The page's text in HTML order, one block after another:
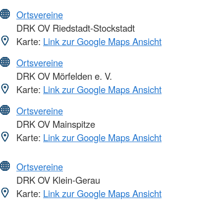
Ortsvereine
DRK OV Riedstadt-Stockstadt
Karte: Link zur Google Maps Ansicht
Ortsvereine
DRK OV Mörfelden e. V.
Karte: Link zur Google Maps Ansicht
Ortsvereine
DRK OV Mainspitze
Karte: Link zur Google Maps Ansicht
Ortsvereine
DRK OV Klein-Gerau
Karte: Link zur Google Maps Ansicht